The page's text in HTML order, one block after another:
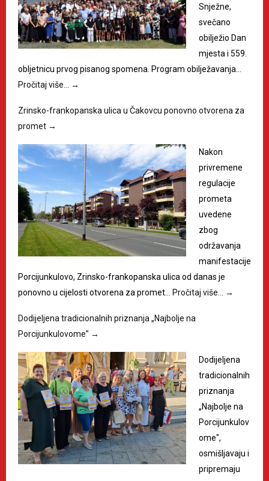
Snježne,
svečano
obilježio Dan
mjesta i 559.
obljetnicu prvog pisanog spomena. Program obilježavanja…
Pročitaj više… →
Zrinsko-frankopanska ulica u Čakovcu ponovno otvorena za
promet →
Nakon
privremene
regulacije
prometa
uvedene
zbog
održavanja
manifestacije
Porcijunkulovo, Zrinsko-frankopanska ulica od danas je
ponovno u cijelosti otvorena za promet… Pročitaj više… →
Dodijeljena tradicionalnih priznanja „Najbolje na
Porcijunkulovome” →
Dodijeljena
tradicionalnih
priznanja
„Najbolje na
Porcijunkulov
ome",
osmišljavaju i
pripremaju